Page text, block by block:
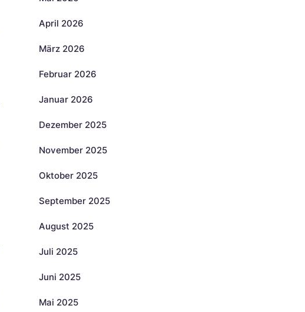
April 2026
März 2026
Februar 2026
Januar 2026
Dezember 2025
November 2025
Oktober 2025
September 2025
August 2025
Juli 2025
Juni 2025
Mai 2025